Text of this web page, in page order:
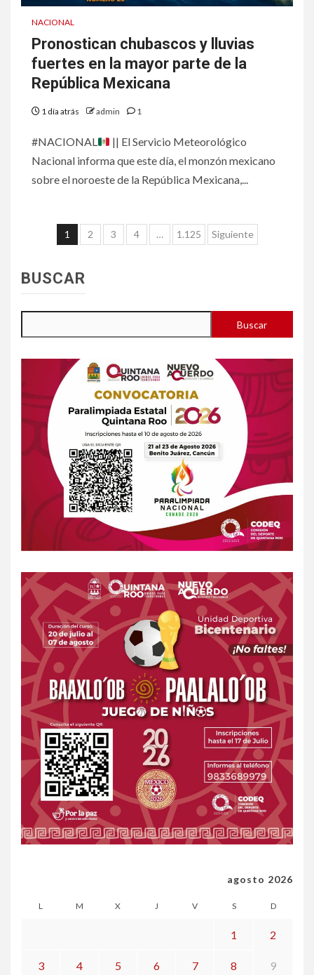
NACIONAL
Pronostican chubascos y lluvias
fuertes en la mayor parte de la
República Mexicana
1 día atrás admin 1
#NACIONAL
|| El Servicio Meteorológico
Nacional informa que este día, el monzón mexicano
sobre el noroeste de la República Mexicana,...
Paginación
entradas
1 2 3 4 … 1.125 Siguiente
BUSCAR
Buscar
agosto 2026
L M X J V S D
1 2
3 4 5 6 7 8 9